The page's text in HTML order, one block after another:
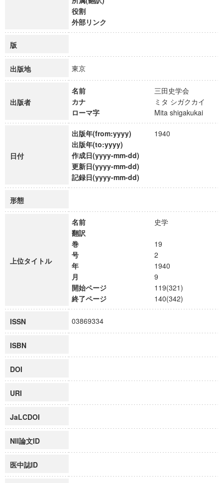
役割
外部リンク
版
出版地 東京
出版者
名前
三田史学会
カナ
ミタ シガクカイ
ローマ字
Mita shigakukai
日付
出版年(from:yyyy)
1940
出版年(to:yyyy)
作成日(yyyy-mm-dd)
更新日(yyyy-mm-dd)
記録日(yyyy-mm-dd)
形態
上位タイトル
名前
史学
翻訳
巻
19
号
2
年
1940
月
9
開始ページ
119(321)
終了ページ
140(342)
ISSN 03869334
ISBN
DOI
URI
JaLCDOI
NII論文ID
医中誌ID